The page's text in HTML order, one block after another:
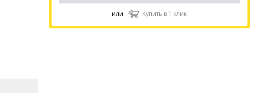
или Купить в 1 клик